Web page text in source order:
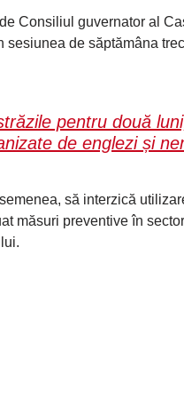
Consiliul guvernator al
sesiunea de săptămâna
pentru două
de englezi și
să interzică
măsuri preventive în